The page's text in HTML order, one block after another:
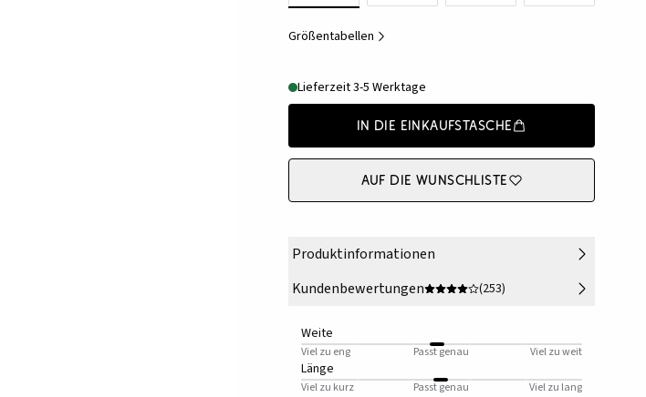
Größentabellen
Lieferzeit 3-5 Werktage
In die Einkaufstasche
Auf die Wunschliste
Produktinformationen
Kundenbewertungen
(253)
Weite
Viel zu eng Passt genau Viel zu weit
Länge
Viel zu kurz Passt genau Viel zu lang